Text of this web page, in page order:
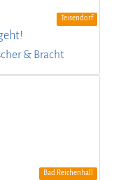
Teisendorf
& Bracht
Bad Reichenhall